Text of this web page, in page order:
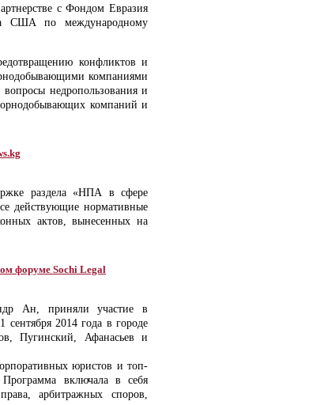
с Фондом Евразия
США по международному
конфликтов и
компаниями
недропользования и
компаний и
раздела «НПА в сфере
действующие нормативные
актов, вынесенных на
форуме Sochi Legal
Ан, приняли участие в
2014 года в городе
Пугинский, Афанасьев и
юристов и топ-
включала в себя
арбитражных споров,